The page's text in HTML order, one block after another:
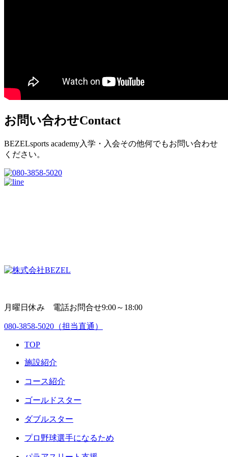
お問い合わせContact
BEZELsports academy入学・入会その他何でもお問い合わせ
ください。
月曜日休み 電話お問合せ9:00～18:00
080-3858-5020 （担当直通）
TOP
施設紹介
コース紹介
ゴールドスター
ダブルスター
プロ野球選手になるため